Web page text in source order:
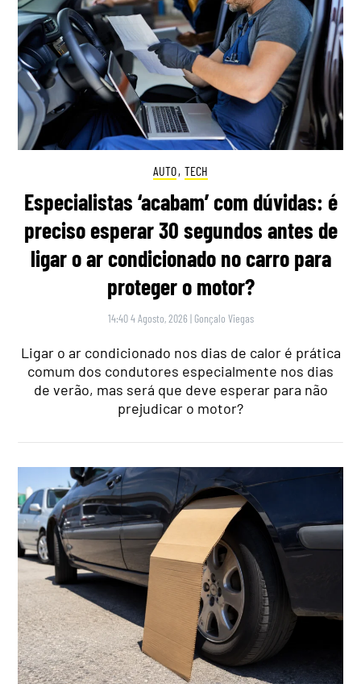
AUTO, TECH
Especialistas ‘acabam’ com dúvidas: é
preciso esperar 30 segundos antes de
ligar o ar condicionado no carro para
proteger o motor?
14:40 4 Agosto, 2026 | Gonçalo Viegas
Ligar o ar condicionado nos dias de calor é prática
comum dos condutores especialmente nos dias
de verão, mas será que deve esperar para não
prejudicar o motor?